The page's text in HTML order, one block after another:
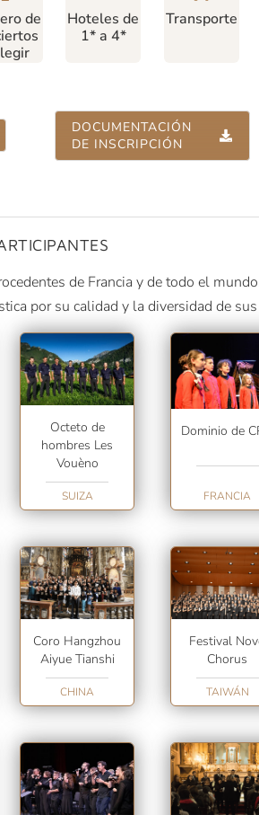
de
Hoteles de
1* a 4*
Transporte
DOCUMENTACIÓN
DE INSCRIPCIÓN
de Francia y de todo el
por su calidad y la diversidad de
Octeto de
hombres Les
Vouèno
SUIZA
Dominio de
FRANCIA
Coro Hangzhou
Aiyue Tianshi
CHINA
Festival
Chorus
TAIWÁN